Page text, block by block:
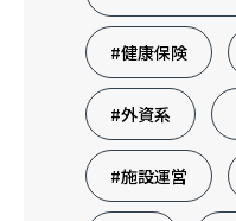
#健康保険
#外資系
#施設運営